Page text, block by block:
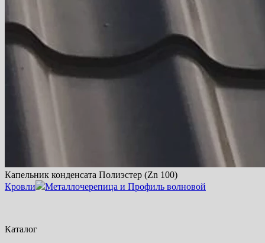
Капельник конденсата Полиэстер (Zn 100)
Кровли
Металлочерепица и Профиль волновой
Каталог